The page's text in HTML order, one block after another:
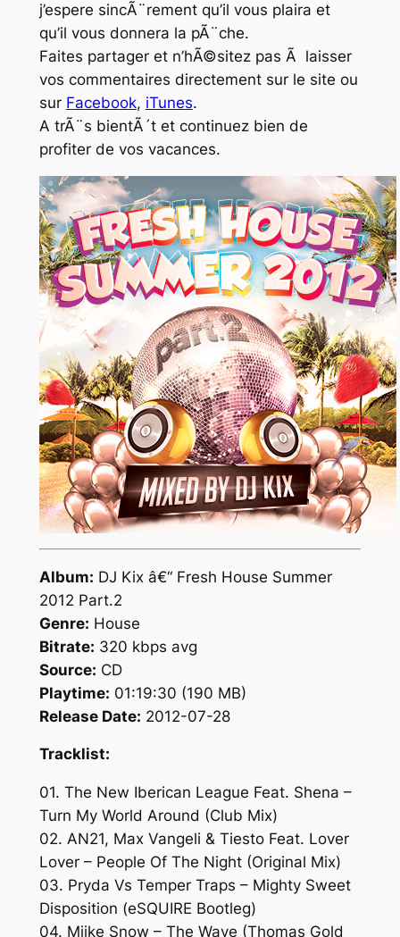
j’espere sincÃ¨rement qu’il vous plaira et
qu’il vous donnera la pÃ¨che.
Faites partager et n’hÃ©sitez pas Ã laisser
vos commentaires directement sur le site ou
sur Facebook, iTunes.
A trÃ¨s bientÃ´t et continuez bien de
profiter de vos vacances.
Album: DJ Kix â€“ Fresh House Summer
2012 Part.2
Genre: House
Bitrate: 320 kbps avg
Source: CD
Playtime: 01:19:30 (190 MB)
Release Date: 2012-07-28
Tracklist:
01. The New Iberican League Feat. Shena –
Turn My World Around (Club Mix)
02. AN21, Max Vangeli & Tiesto Feat. Lover
Lover – People Of The Night (Original Mix)
03. Pryda Vs Temper Traps – Mighty Sweet
Disposition (eSQUIRE Bootleg)
04. Miike Snow – The Wave (Thomas Gold